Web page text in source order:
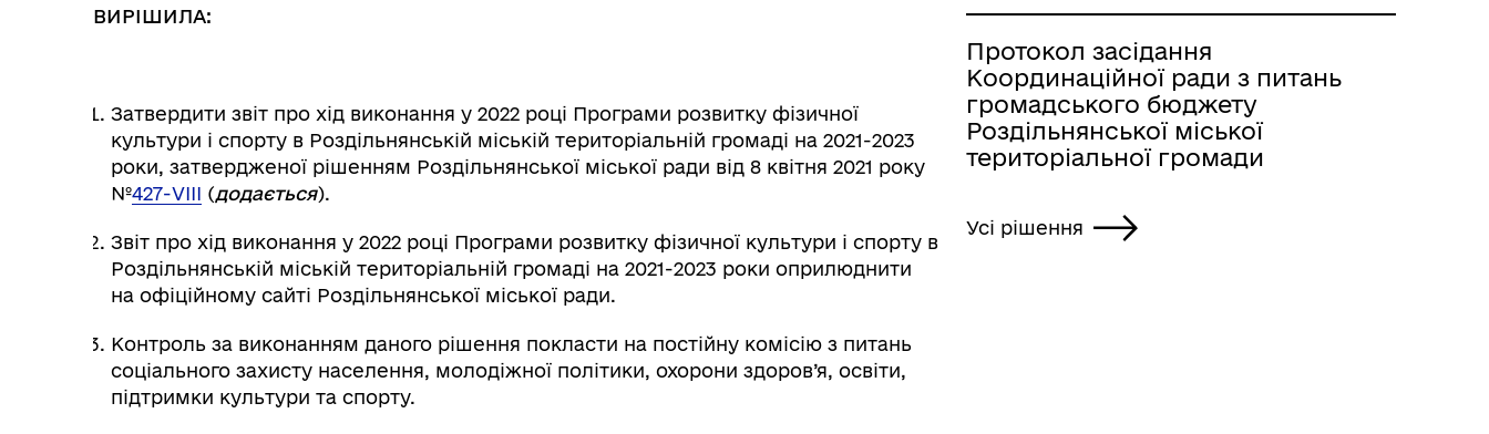
Колегіальні органи (ради,
робочі групи, комісії)
Радіаційний фон Електронна черга в ТЦК
ВИРІШИЛА:
Затвердити звіт про хід виконання у 2022 році Програми розвитку фізичної
культури і спорту в Роздільнянській міській територіальній громаді на 2021-2023
роки, затвердженої рішенням Роздільнянської міської ради від 8 квітня 2021 року
№427-VІІІ (додається).
Звіт про хід виконання у 2022 році Програми розвитку фізичної культури і спорту в
Роздільнянській міській територіальній громаді на 2021-2023 роки оприлюднити
на офіційному сайті Роздільнянської міської ради.
Контроль за виконанням даного рішення покласти на постійну комісію з питань
соціального захисту населення, молодіжної політики, охорони здоров’я, освіти,
підтримки культури та спорту.
Протокол засідання
Координаційної ради з питань
громадського бюджету
Роздільнянської міської
територіальної громади
Усі рішення